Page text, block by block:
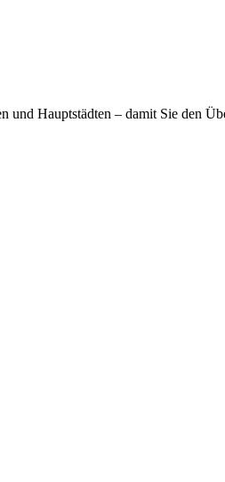
Hauptstädten – damit Sie den